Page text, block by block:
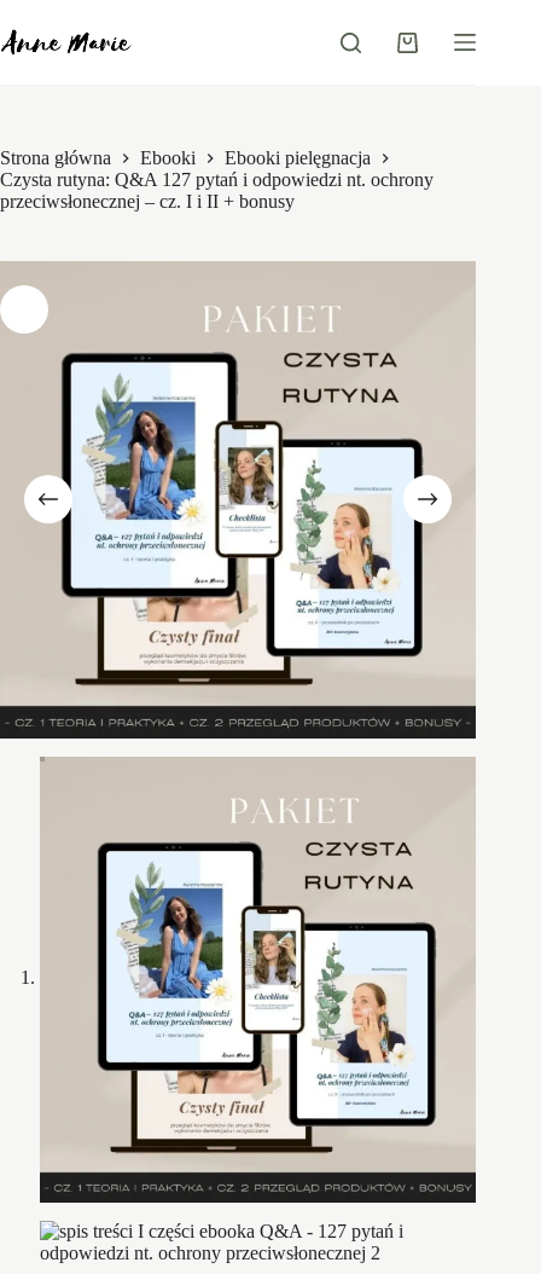
do
treści
Koszyk
Strona główna Ebooki
Ebooki pielęgnacja
Czysta rutyna: Q&A 127 pytań i odpowiedzi nt. ochrony
przeciwsłonecznej – cz. I i II + bonusy